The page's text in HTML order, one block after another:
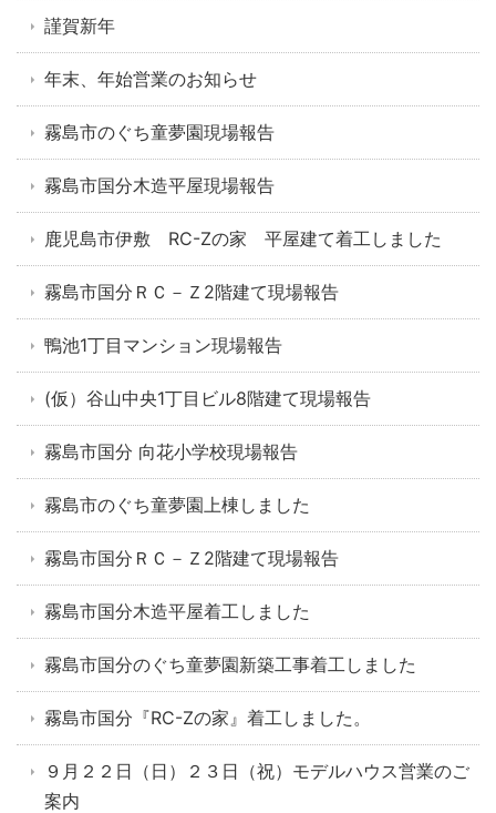
謹賀新年
年末、年始営業のお知らせ
霧島市のぐち童夢園現場報告
霧島市国分木造平屋現場報告
鹿児島市伊敷 RC-Zの家 平屋建て着工しました
霧島市国分ＲＣ－Ｚ2階建て現場報告
鴨池1丁目マンション現場報告
(仮）谷山中央1丁目ビル8階建て現場報告
霧島市国分 向花小学校現場報告
霧島市のぐち童夢園上棟しました
霧島市国分ＲＣ－Ｚ2階建て現場報告
霧島市国分木造平屋着工しました
霧島市国分のぐち童夢園新築工事着工しました
霧島市国分『RC-Zの家』着工しました。
９月２２日（日）２３日（祝）モデルハウス営業のご
案内